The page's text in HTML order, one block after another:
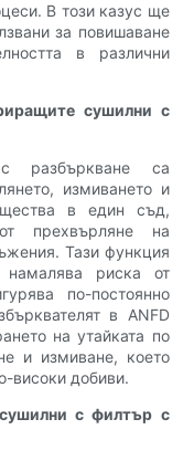
В този казус ще
за повишаване
в различни
сушилни с
разбъркване са
измиването и
в един съд,
прехвърляне на
Тази функция
риска от
по-постоянно
в ANFD
на утайката по
и измиване, което
високи добиви.
с филтър с